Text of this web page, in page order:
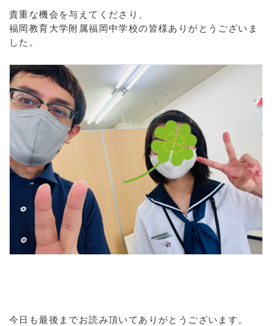
貴重な機会を与えてくださり、
福岡教育大学附属福岡中学校の皆様ありがとうございま
した。
今日も最後までお読み頂いてありがとうございます。